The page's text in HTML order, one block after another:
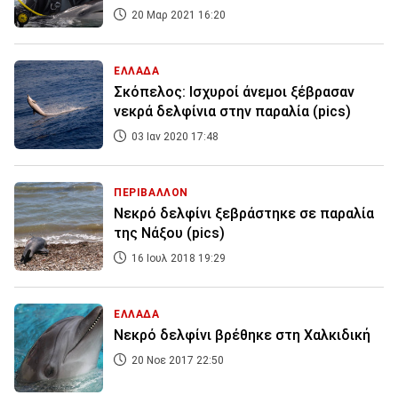
20 Μαρ 2021 16:20
ΕΛΛΑΔΑ
Σκόπελος: Ισχυροί άνεμοι ξέβρασαν
νεκρά δελφίνια στην παραλία (pics)
03 Ιαν 2020 17:48
ΠΕΡΙΒΑΛΛΟΝ
Νεκρό δελφίνι ξεβράστηκε σε παραλία
της Νάξου (pics)
16 Ιουλ 2018 19:29
ΕΛΛΑΔΑ
Νεκρό δελφίνι βρέθηκε στη Χαλκιδική
20 Νοε 2017 22:50